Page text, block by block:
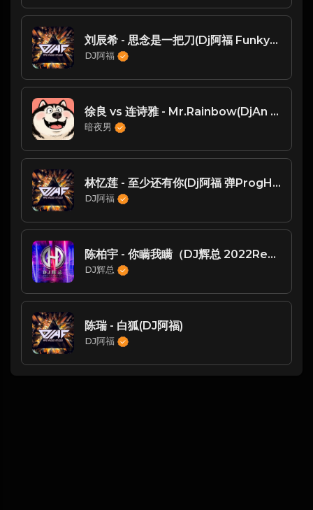
刘辰希 - 思念是一把刀(Dj阿福 FunkyHouse Rmx 2018 咚咚鼓)
DJ阿福
徐良 vs 连诗雅 - Mr.Rainbow(DjAn vs Dj苏辛 ProgHouse Rmx 2025)
暗夜男
林忆莲 - 至少还有你(Dj阿福 弹ProgHouse Rmx 2018)
DJ阿福
陈柏宇 - 你瞒我瞒（DJ辉总 2022ReMix)
DJ辉总
陈瑞 - 白狐(DJ阿福)
DJ阿福